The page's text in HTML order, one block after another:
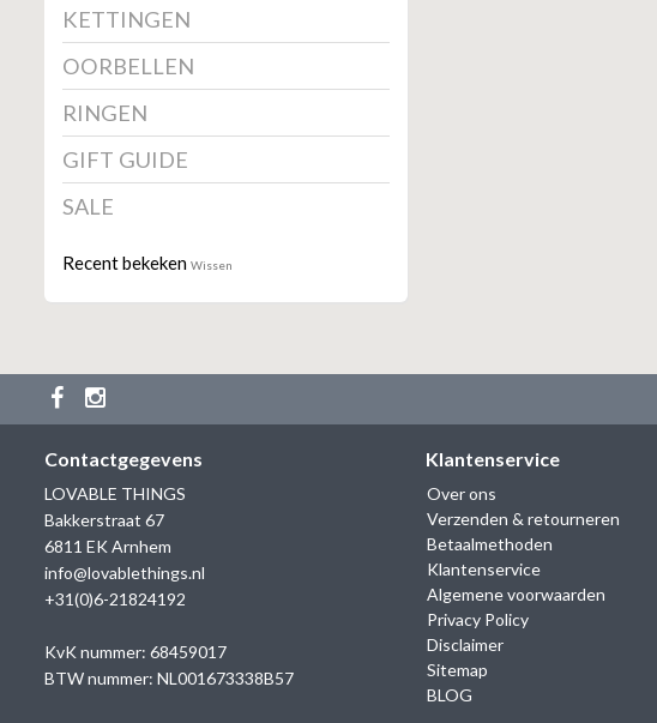
KETTINGEN
OORBELLEN
RINGEN
GIFT GUIDE
SALE
Recent bekeken Wissen
Contactgegevens
LOVABLE THINGS
Bakkerstraat 67
6811 EK Arnhem
info@lovablethings.nl
+31(0)6-21824192
KvK nummer: 68459017
BTW nummer: NL001673338B57
Klantenservice
Over ons
Verzenden & retourneren
Betaalmethoden
Klantenservice
Algemene voorwaarden
Privacy Policy
Disclaimer
Sitemap
BLOG